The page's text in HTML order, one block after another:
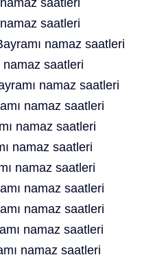
saatleri
saatleri
namaz saatleri
namaz saatleri
namaz saatleri
namaz saatleri
namaz saatleri
namaz saatleri
namaz saatleri
namaz saatleri
namaz saatleri
namaz saatleri
namaz saatleri